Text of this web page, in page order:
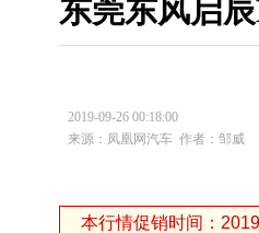
东莞东风启
2019-09-26 00:18:00
来源：凤凰网汽车 作者：邹威
本行情促销时间：